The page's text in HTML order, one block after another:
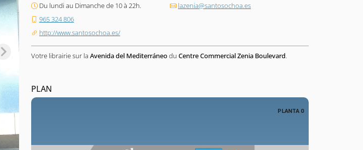
Du lundi au Dimanche de 10 à 22h.
lazenia@santosochoa.es
965 324 806
http://www.santosochoa.es/
Votre librairie sur la Avenida del Mediterráneodu Centre Commercial Zenia Boulevard.
PLAN